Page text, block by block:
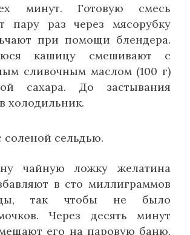
минут. Готовую смесь
пару раз через мясорубку
при помощи блендера.
кашицу смешивают с
сливочным маслом (100 г)
сахара. До застывания
холодильник.
соленой сельдью.
чайную ложку желатина
в сто миллиграммов
так чтобы не было
Через десять минут
его на паровую баню,